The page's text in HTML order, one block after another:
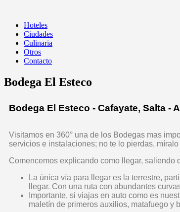
desplegable
Hoteles
Ciudades
Culinaria
Otros
Contacto
Bodega El Esteco
Bodega El Esteco - Cafayate, Salta -
Visitamos en 360° una de los Bodegas mas
servicios e instalaciones; no te lo pierdas, míralo
Comencemos explicando como llegar, saliendo
La única vía para llegar es la terrestre,
llegar. Con una ruta con abundantes
Importante, si viajas en auto como es
maletín de primeros auxilios, matafuego y